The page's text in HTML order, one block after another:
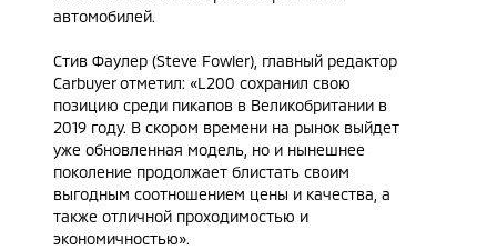
автомобилей.
Стив Фаулер (Steve Fowler), главный редактор
Carbuyer отметил: «L200 сохранил свою
позицию среди пикапов в Великобритании в
2019 году. В скором времени на рынок выйдет
уже обновленная модель, но и нынешнее
поколение продолжает блистать своим
выгодным соотношением цены и качества, а
также отличной проходимостью и
экономичностью».